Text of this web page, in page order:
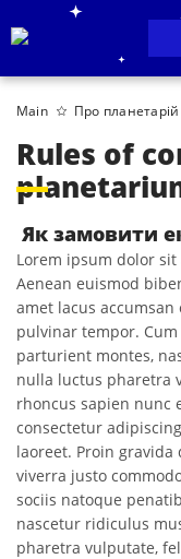
Main Про планетарій
Rules of
Як замовити
Lorem ipsum dolor
Aenean euismod
amet lacus
pulvinar tempor.
parturient montes,
nulla luctus pharetra
rhoncus sapien nunc
consectetur
laoreet. Proin
viverra justo
sociis natoque
nascetur ridiculus
pharetra vulputate,